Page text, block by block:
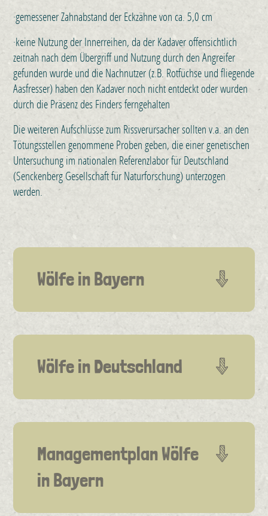
·gemessener Zahnabstand der Eckzähne von ca. 5,0 cm
·keine Nutzung der Innerreihen, da der Kadaver offensichtlich
zeitnah nach dem Übergriff und Nutzung durch den Angreifer
gefunden wurde und die Nachnutzer (z.B. Rotfüchse und fliegende
Aasfresser) haben den Kadaver noch nicht entdeckt oder wurden
durch die Präsenz des Finders ferngehalten
Die weiteren Aufschlüsse zum Rissverursacher sollten v.a. an den
Tötungsstellen genommene Proben geben, die einer genetischen
Untersuchung im nationalen Referenzlabor für Deutschland
(Senckenberg Gesellschaft für Naturforschung) unterzogen
werden.
Wölfe in Bayern
Wölfe in Deutschland
Managementplan Wölfe
in Bayern